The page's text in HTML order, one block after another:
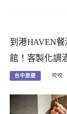
到港HAVEN
館！客製化調
台中旅遊 咬咬